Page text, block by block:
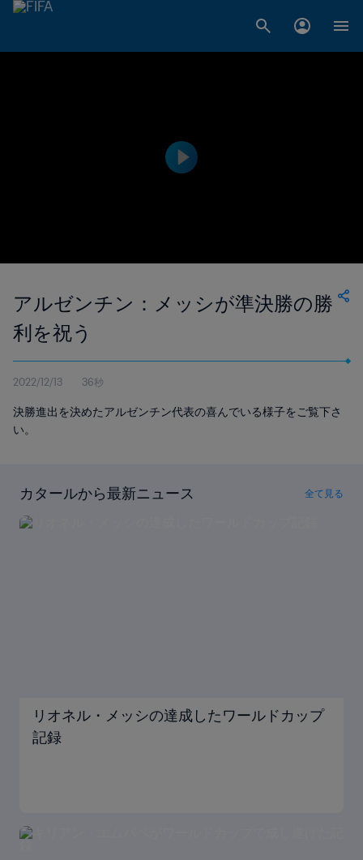
アルゼンチン：メッシが準決勝の勝
利を祝う
2022/12/13 36秒
決勝進出を決めたアルゼンチン代表の喜んでいる様子をご覧下さ
い。
カタールから最新ニュース 全て見る
リオネル・メッシの達成したワールドカップ
記録